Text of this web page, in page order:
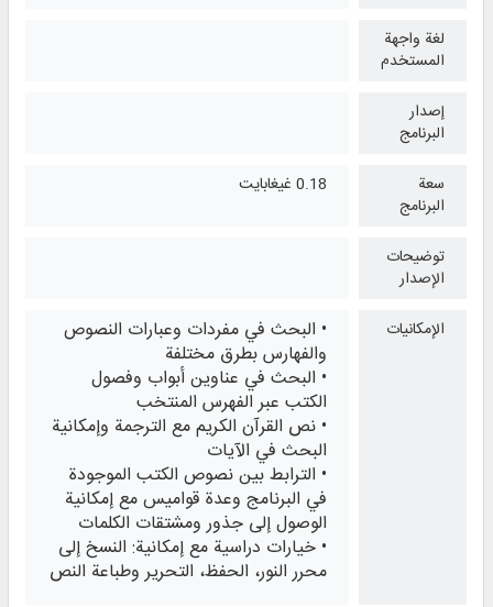
لغة واجهة
المستخدم
إصدار
البرنامج
سعة
البرنامج
0.18 غيغابايت
توضيحات
الإصدار
الإمكانيات
• البحث في مفردات وعبارات النصوص
والفهارس بطرق مختلفة
• البحث في عناوين أبواب وفصول
الكتب عبر الفهرس المنتخب
• نص القرآن الكريم مع الترجمة وإمكانية
البحث في الآيات
• الترابط بين نصوص الكتب الموجودة
في البرنامج وعدة قواميس مع إمكانية
الوصول إلى جذور ومشتقات الكلمات
• خيارات دراسية مع إمكانية: النسخ إلى
محرر النور، الحفظ، التحرير وطباعة النص